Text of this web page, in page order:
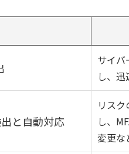
サイバ
し、迅
と自動対応
リス
し、
変更な